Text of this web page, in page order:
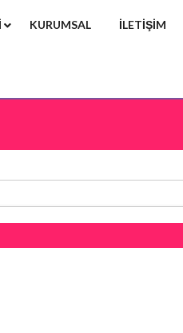
KURUMSAL İLETIŞIM